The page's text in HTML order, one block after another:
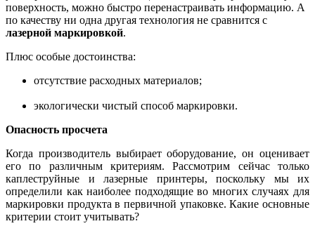
поверхность, можно быстро перенастраивать информацию. А
по качеству ни одна другая технология не сравнится с
лазерной маркировкой.
Плюс особые достоинства:
отсутствие расходных материалов;
экологически чистый способ маркировки.
Опасность просчета
Когда производитель выбирает оборудование, он оценивает
его по различным критериям. Рассмотрим сейчас только
каплеструйные и лазерные принтеры, поскольку мы их
определили как наиболее подходящие во многих случаях для
маркировки продукта в первичной упаковке. Какие основные
критерии стоит учитывать?